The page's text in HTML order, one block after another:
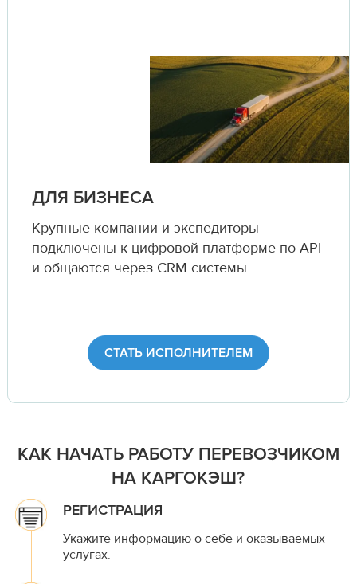
ДЛЯ БИЗНЕСА
Крупные компании и экспедиторы
подключены к цифровой платформе по API
и общаются через CRM системы.
СТАТЬ ИСПОЛНИТЕЛЕМ
КАК НАЧАТЬ РАБОТУ ПЕРЕВОЗЧИКОМ
НА КАРГОКЭШ?
РЕГИСТРАЦИЯ
Укажите информацию о себе и оказываемых
услугах.